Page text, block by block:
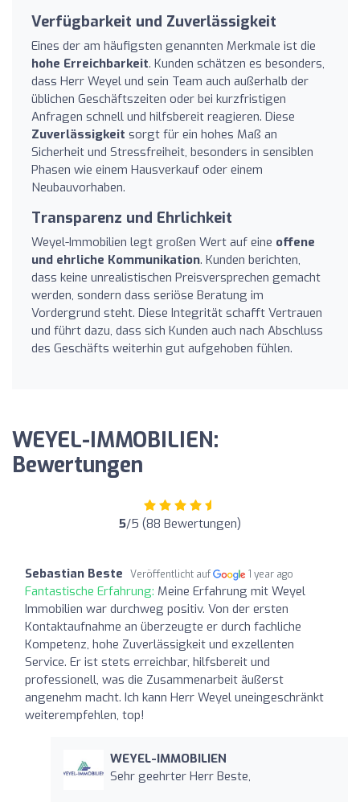
Verfügbarkeit und Zuverlässigkeit
Eines der am häufigsten genannten Merkmale ist die
hohe Erreichbarkeit. Kunden schätzen es besonders,
dass Herr Weyel und sein Team auch außerhalb der
üblichen Geschäftszeiten oder bei kurzfristigen
Anfragen schnell und hilfsbereit reagieren. Diese
Zuverlässigkeit sorgt für ein hohes Maß an
Sicherheit und Stressfreiheit, besonders in sensiblen
Phasen wie einem Hausverkauf oder einem
Neubauvorhaben.
Transparenz und Ehrlichkeit
Weyel-Immobilien legt großen Wert auf eine offene
und ehrliche Kommunikation. Kunden berichten,
dass keine unrealistischen Preisversprechen gemacht
werden, sondern dass seriöse Beratung im
Vordergrund steht. Diese Integrität schafft Vertrauen
und führt dazu, dass sich Kunden auch nach Abschluss
des Geschäfts weiterhin gut aufgehoben fühlen.
WEYEL-IMMOBILIEN:
Bewertungen
5/5 (88 Bewertungen)
Sebastian Beste Veröffentlicht auf 1 year ago
Fantastische Erfahrung: Meine Erfahrung mit Weyel
Immobilien war durchweg positiv. Von der ersten
Kontaktaufnahme an überzeugte er durch fachliche
Kompetenz, hohe Zuverlässigkeit und exzellenten
Service. Er ist stets erreichbar, hilfsbereit und
professionell, was die Zusammenarbeit äußerst
angenehm macht. Ich kann Herr Weyel uneingeschränkt
weiterempfehlen, top!
WEYEL-IMMOBILIEN
Sehr geehrter Herr Beste,